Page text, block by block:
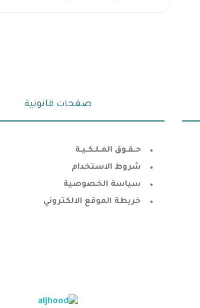
صفحات قانونية
حـقـوق المـلـكـيـة
شروط الاستخدام
سياسة الخصوصية
خريطة الموقع الالكتروني